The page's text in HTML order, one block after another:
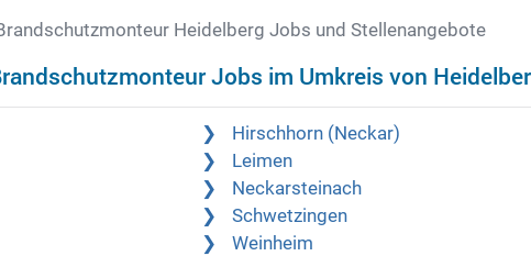
Heidelberg Jobs und Stellenangebote
Jobs im Umkreis von
Hirschhorn (Neckar)
Leimen
Neckarsteinach
Schwetzingen
Weinheim